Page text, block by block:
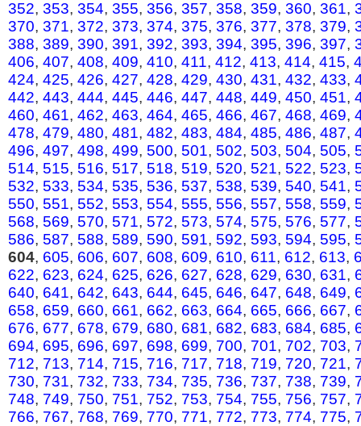
352, 353, 354, 355, 356, 357, 358, 359, 360, 361,
370, 371, 372, 373, 374, 375, 376, 377, 378, 379,
388, 389, 390, 391, 392, 393, 394, 395, 396, 397,
406, 407, 408, 409, 410, 411, 412, 413, 414, 415,
424, 425, 426, 427, 428, 429, 430, 431, 432, 433,
442, 443, 444, 445, 446, 447, 448, 449, 450, 451,
460, 461, 462, 463, 464, 465, 466, 467, 468, 469,
478, 479, 480, 481, 482, 483, 484, 485, 486, 487,
496, 497, 498, 499, 500, 501, 502, 503, 504, 505,
514, 515, 516, 517, 518, 519, 520, 521, 522, 523,
532, 533, 534, 535, 536, 537, 538, 539, 540, 541,
550, 551, 552, 553, 554, 555, 556, 557, 558, 559,
568, 569, 570, 571, 572, 573, 574, 575, 576, 577,
586, 587, 588, 589, 590, 591, 592, 593, 594, 595,
604, 605, 606, 607, 608, 609, 610, 611, 612, 613,
622, 623, 624, 625, 626, 627, 628, 629, 630, 631,
640, 641, 642, 643, 644, 645, 646, 647, 648, 649,
658, 659, 660, 661, 662, 663, 664, 665, 666, 667,
676, 677, 678, 679, 680, 681, 682, 683, 684, 685,
694, 695, 696, 697, 698, 699, 700, 701, 702, 703,
712, 713, 714, 715, 716, 717, 718, 719, 720, 721,
730, 731, 732, 733, 734, 735, 736, 737, 738, 739,
748, 749, 750, 751, 752, 753, 754, 755, 756, 757,
766, 767, 768, 769, 770, 771, 772, 773, 774, 775,